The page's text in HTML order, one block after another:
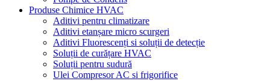
Produse Chimice HVAC
Aditivi pentru climatizare
Aditivi etanșare micro scurgeri
Aditivi Fluorescenți si soluții de detecție
Soluții de curățare HVAC
Soluții pentru sudură
Ulei Compresor AC si frigorifice